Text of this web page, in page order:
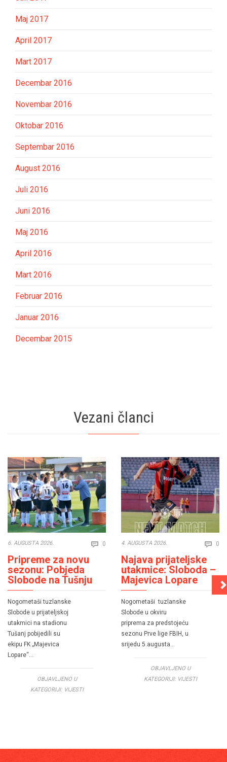
Maj 2017
April 2017
Mart 2017
Decembar 2016
Novembar 2016
Oktobar 2016
Septembar 2016
August 2016
Juli 2016
Juni 2016
Maj 2016
April 2016
Mart 2016
Februar 2016
Januar 2016
Decembar 2015
Vezani članci
6. AUGUSTA 2026.  0 Comments
Pripreme za novu
sezonu: Pobjeda
Slobode na Tušnju
Nogometaši tuzlanske
Slobode u prijateljskoj
utakmici na stadionu
Tušanj pobijedili su
ekipu FK „Majevica
Lopare“…
OBJAVLJENO U
KATEGORIJI: VIJESTI
4. AUGUSTA 2026.  0
Najava prijateljske
utakmice: Sloboda –
Majevica Lopare
Nogometaši tuzlanske
Slobode u okviru
priprema za predstojeću
sezonu Prve lige FBIH, u
srijedu 5.augusta…
OBJAVLJENO U
KATEGORIJI: VIJESTI